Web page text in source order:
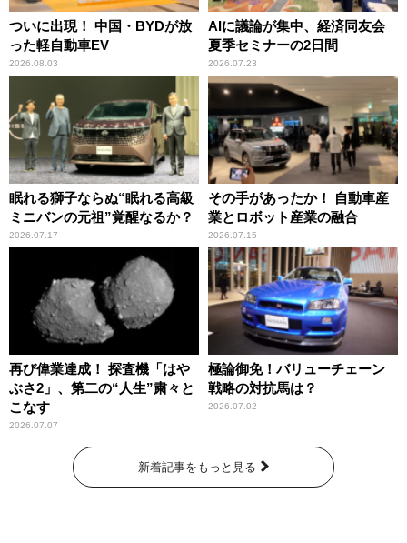
ついに出現！ 中国・BYDが放
った軽自動車EV
2026.08.03
AIに議論が集中、経済同友会
夏季セミナーの2日間
2026.07.23
眠れる獅子ならぬ“眠れる高級
ミニバンの元祖”覚醒なるか？
2026.07.17
その手があったか！ 自動車産
業とロボット産業の融合
2026.07.15
再び偉業達成！ 探査機「はや
ぶさ2」、第二の“人生”粛々と
こなす
2026.07.07
極論御免！バリューチェーン
戦略の対抗馬は？
2026.07.02
新着記事をもっと見る